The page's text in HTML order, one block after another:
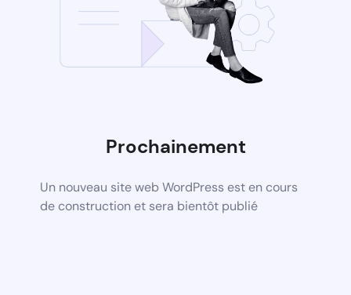
Prochainement
Un nouveau site web WordPress est en cours
de construction et sera bientôt publié